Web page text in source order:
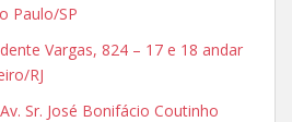
Paulo/SP
Vargas, 824 – 17 e 18 andar
RJ
Sr. José Bonifácio Coutinho